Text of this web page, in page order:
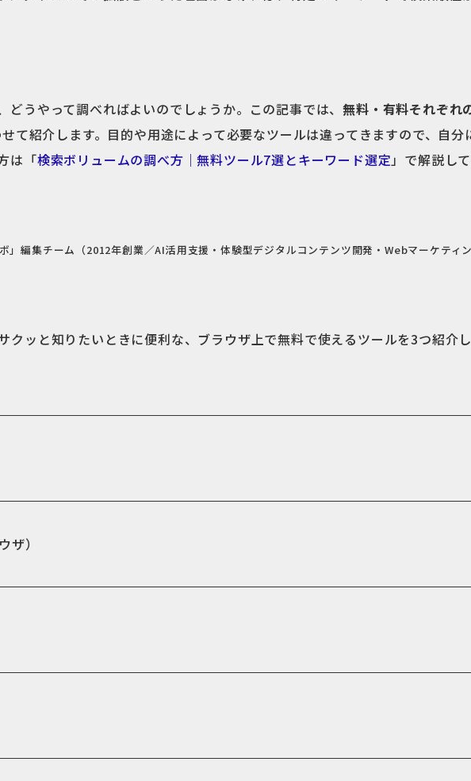
どうやって調べればよいのでしょうか。この記事では、無料・有料それぞれ
て紹介します。目的や用途によって必要なツールは違ってきますので、自
は「検索ボリュームの調べ方｜無料ツール7選とキーワード選定 」で解説して
編集チーム（2012年創業／AI活用支援・体験型デジタルコンテンツ開発・Webマーケティ
クッと知りたいときに便利な、ブラウザ上で無料で使えるツールを3つ紹介し
ザ）